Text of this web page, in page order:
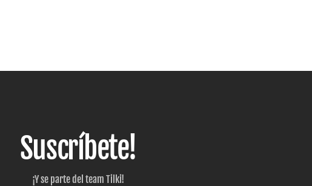
Suscríbete!
¡Y se parte del team Tilki!